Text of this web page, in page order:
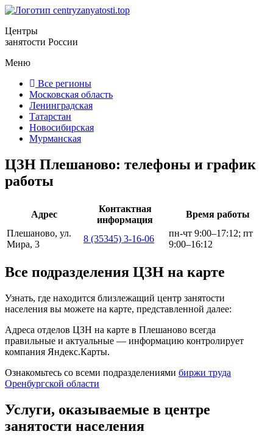
Центры
занятости России
Меню
Все регионы
Московская область
Ленинградская
Татарстан
Новосибирская
Мурманская
ЦЗН Плешаново: телефоны и график
работы
Адрес
Контактная
информация
Время работы
Плешаново, ул.
Мира, 3
8 (35345) 3-16-06
пн-чт 9:00–17:12; пт
9:00–16:12
Все подразделения ЦЗН на карте
Узнать, где находится близлежащий центр занятости
населения вы можете на карте, представленной далее:
Адреса отделов ЦЗН на карте в Плешаново всегда
правильные и актуальные — информацию контролирует
компания Яндекс.Карты.
Ознакомьтесь со всеми подразделениями биржи труда
Оренбургской области
Услуги, оказываемые в центре
занятости населения